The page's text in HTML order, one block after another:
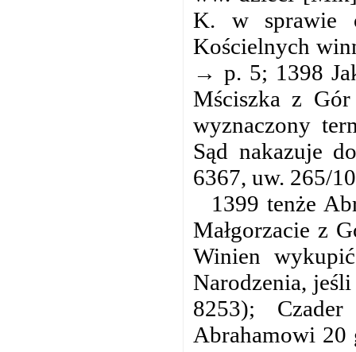
K. w sprawie
Kościelnych
→ p. 5; 1398
Mściszka z
wyznaczony
Sąd nakazuje
6367, uw. 265/
1399 tenże
Małgorzacie z
Winien
Narodzenia,
8253);
Abrahamowi 20